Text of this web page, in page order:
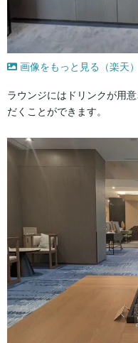
画像をもっと見る（楽天）
ラウンジにはドリンクが用
だくことができます。